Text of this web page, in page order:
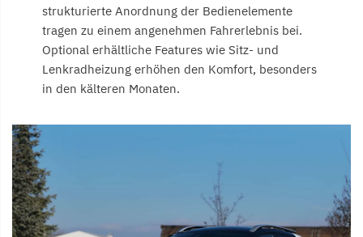
strukturierte Anordnung der Bedienelemente
tragen zu einem angenehmen Fahrerlebnis bei.
Optional erhältliche Features wie Sitz- und
Lenkradheizung erhöhen den Komfort, besonders
in den kälteren Monaten.